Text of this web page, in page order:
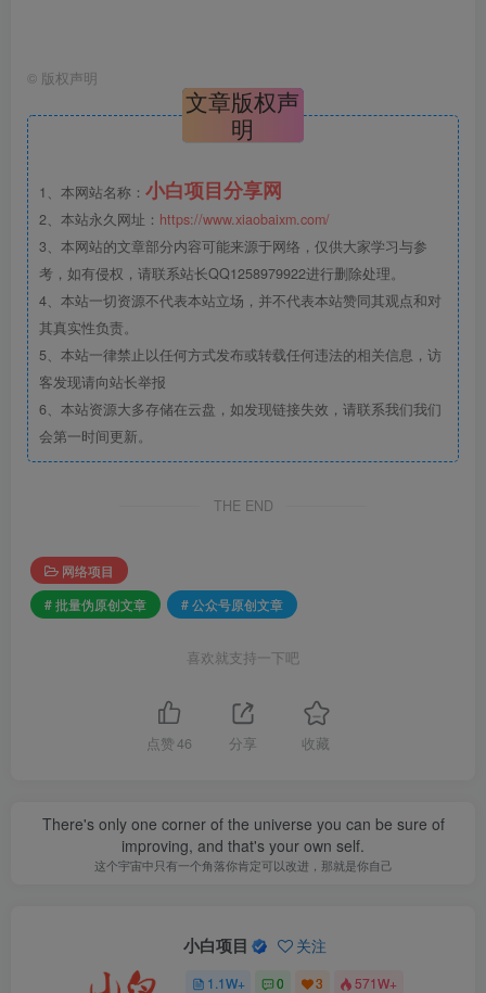
© 版权声明
文章版权声
明
1、本网站名称： 小白项目分享网
2、本站永久网址： https://www.xiaobaixm.com/
3、本网站的文章部分内容可能来源于网络，仅供大家学习与参
考，如有侵权，请联系站长QQ1258979922进行删除处理。
4、本站一切资源不代表本站立场，并不代表本站赞同其观点和对
其真实性负责。
5、本站一律禁止以任何方式发布或转载任何违法的相关信息，访
客发现请向站长举报
6、本站资源大多存储在云盘，如发现链接失效，请联系我们我们
会第一时间更新。
THE END
网络项目
# 批量伪原创文章
# 公众号原创文章
喜欢就支持一下吧
点赞 46 分享 收藏
There's only one corner of the universe you can be sure of
improving, and that's your own self.
这个宇宙中只有一个角落你肯定可以改进，那就是你自己
小白项目 关注
1.1W+ 0 3 571W+